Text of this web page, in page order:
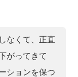
なくて、正直
がってきて
ションを保つ